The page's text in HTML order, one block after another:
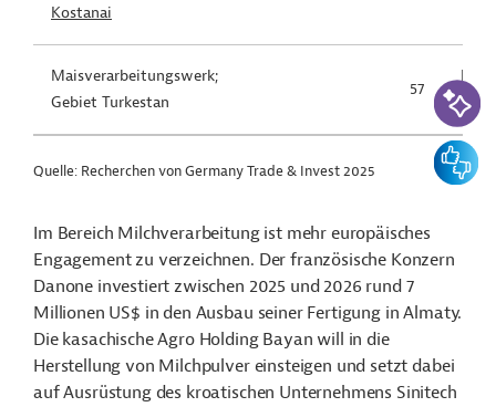
Kostanai
Maisverarbeitungswerk;
Gebiet Turkestan
57
2026
Quelle: Recherchen von Germany Trade & Invest 2025
Im Bereich Milchverarbeitung ist mehr europäisches
Engagement zu verzeichnen. Der französische Konzern
Danone investiert zwischen 2025 und 2026 rund 7
Millionen US$ in den Ausbau seiner Fertigung in Almaty.
Die kasachische Agro Holding Bayan will in die
Herstellung von Milchpulver einsteigen und setzt dabei
auf Ausrüstung des kroatischen Unternehmens Sinitech
KI-